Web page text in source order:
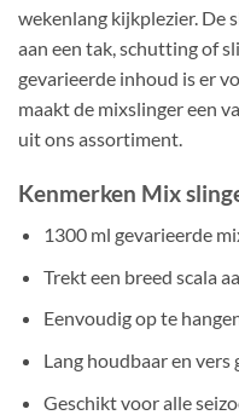
wekenlang kijkplezier. De
aan een tak, schutting of
gevarieerde inhoud is er
maakt de mixslinger een
uit ons assortiment.
Kenmerken Mix
1300 ml gevarieerde
Trekt een breed scala
Eenvoudig op te
Lang houdbaar en vers
Geschikt voor alle